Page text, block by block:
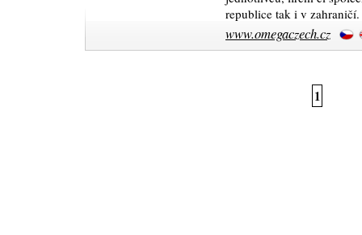
republice tak i v zahraničí.
www.omegaczech.cz
1